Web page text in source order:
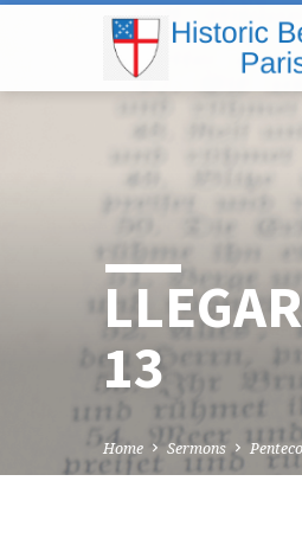
13
Home Sermons